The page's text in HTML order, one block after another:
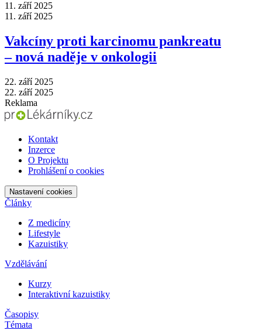
11. září 2025
11. září 2025
Vakcíny proti karcinomu pankreatu
–⁠ nová naděje v onkologii
22. září 2025
22. září 2025
Reklama
Kontakt
Inzerce
O Projektu
Prohlášení o cookies
Nastavení cookies
Články
Z medicíny
Lifestyle
Kazuistiky
Vzdělávání
Kurzy
Interaktivní kazuistiky
Časopisy
Témata